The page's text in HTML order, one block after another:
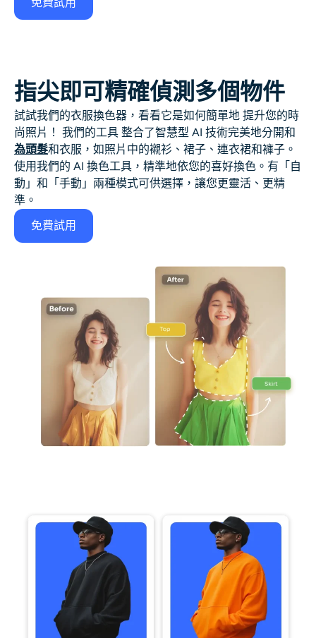
指尖即可精確偵測多個物件
試試我們的衣服換色器，看看它是如何簡單地 提升您的時
尚照片！ 我們的工具 整合了智慧型 AI 技術完美地分開和
為頭髮和衣服，如照片中的襯衫、裙子、連衣裙和褲子。
使用我們的 AI 換色工具，精準地依您的喜好換色。有「自
動」和「手動」兩種模式可供選擇，讓您更靈活、更精
準。
免費試用